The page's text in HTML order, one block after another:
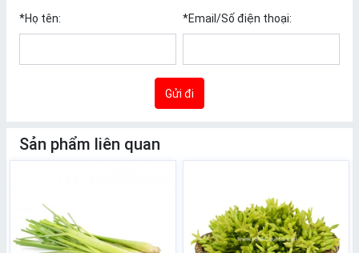
*Họ tên: *Email/Số điện thoại:
Gửi đi
Sản phẩm liên quan